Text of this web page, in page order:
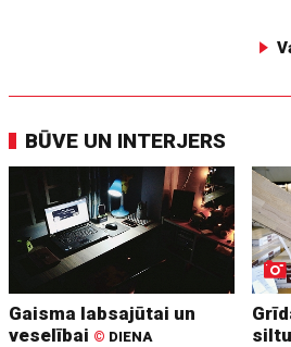
BŪVE UN INTERJERS
Gaisma labsajūtai un
veselībai © DIENA